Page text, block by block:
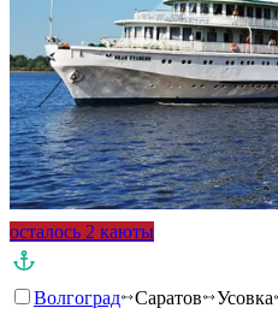
осталось 2 каюты
Волгоград Саратов Усовка